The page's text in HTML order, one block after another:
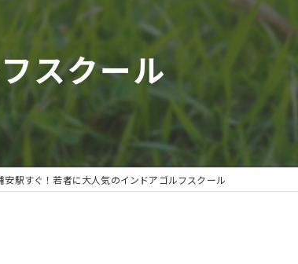
表
Caddy 料金表
日程
グ・試打会 商品ラインナップ一覧
フィッテイング・試打会参加者の声
スクール
安駅すぐ！若者に大人気のインドアゴルフスクール